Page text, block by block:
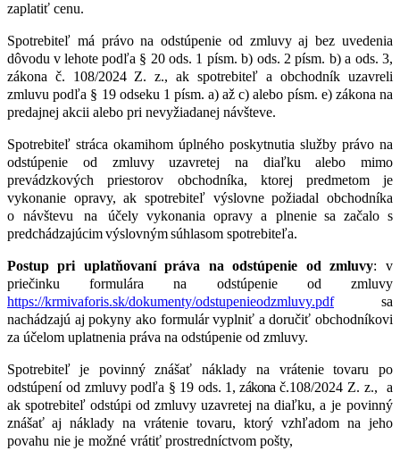
zaplatiť cenu.
Spotrebiteľ má právo na odstúpenie od zmluvy aj bez uvedenia
dôvodu v lehote podľa § 20 ods. 1 písm. b) ods. 2 písm. b) a ods. 3,
zákona č. 108/2024 Z. z.,
ak spotrebiteľ a obchodník uzavreli
zmluvu podľa § 19 odseku 1 písm. a) až c) alebo písm. e) zákona na
predajnej akcii alebo pri nevyžiadanej návšteve.
Spotrebiteľ stráca okamihom úplného poskytnutia služby právo na
odstúpenie
od zmluvy uzavretej na diaľku alebo
mimo
prevádzkových
priestorov obchodníka, ktorej
predmetom je
vykonanie opravy, ak spotrebiteľ výslovne požiadal obchodníka
o návštevu
na účely vykonania opravy a plnenie sa začalo s
predchádzajúcimvýslovným súhlasom spotrebiteľa.
Postup pri uplatňovaní práva na odstúpenie od zmluvy: v
priečinku formulára na odstúpenie od zmluvy
https://krmivaforis.sk/dokumenty/odstupenieodzmluvy.pdfsa
nachádzajú aj pokyny ako formulár vyplniť a doručiť obchodníkovi
za účelom uplatnenia práva na odstúpenie od zmluvy.
Spotrebiteľ je povinný znášať náklady na vrátenie tovaru
po
odstúpení od zmluvy podľa § 19 ods. 1, zákona č.108/2024 Z. z.,
a
ak spotrebiteľ odstúpi od zmluvy uzavretej na diaľku, a je povinný
znášať aj
náklady na vrátenie tovaru, ktorý vzhľadom na jeho
povahu nie je možné vrátiť prostredníctvom pošty,